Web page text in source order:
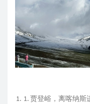
贾登峪，离喀纳斯